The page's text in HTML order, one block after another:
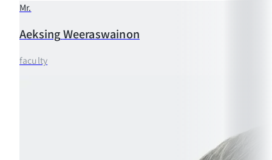
Mr.
AeksingWeeraswainon
faculty